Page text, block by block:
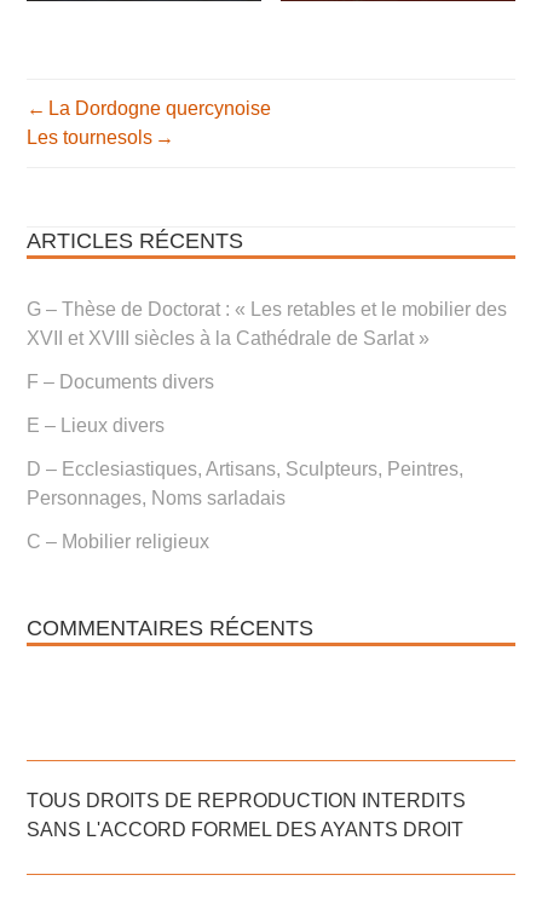
NAVIGATION
L’ARTICLE
La Dordogne quercynoise
Les tournesols
ARTICLES RÉCENTS
G – Thèse de Doctorat : « Les retables et le mobilier des
XVII et XVIII siècles à la Cathédrale de Sarlat »
F – Documents divers
E – Lieux divers
D – Ecclesiastiques, Artisans, Sculpteurs, Peintres,
Personnages, Noms sarladais
C – Mobilier religieux
COMMENTAIRES RÉCENTS
TOUS DROITS DE REPRODUCTION INTERDITS
SANS L'ACCORD FORMEL DES AYANTS DROIT